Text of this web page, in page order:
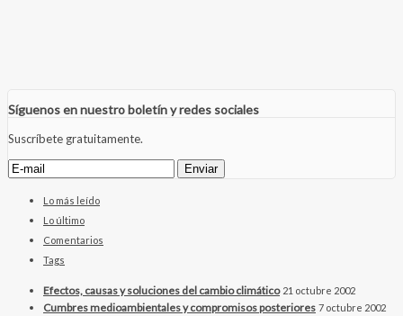
Síguenos en nuestro boletín y redes sociales
Suscríbete gratuitamente.
Lo más leído
Lo último
Comentarios
Tags
Efectos, causas y soluciones del cambio climático 21 octubre 2002
Cumbres medioambientales y compromisos posteriores 7 octubre 2002